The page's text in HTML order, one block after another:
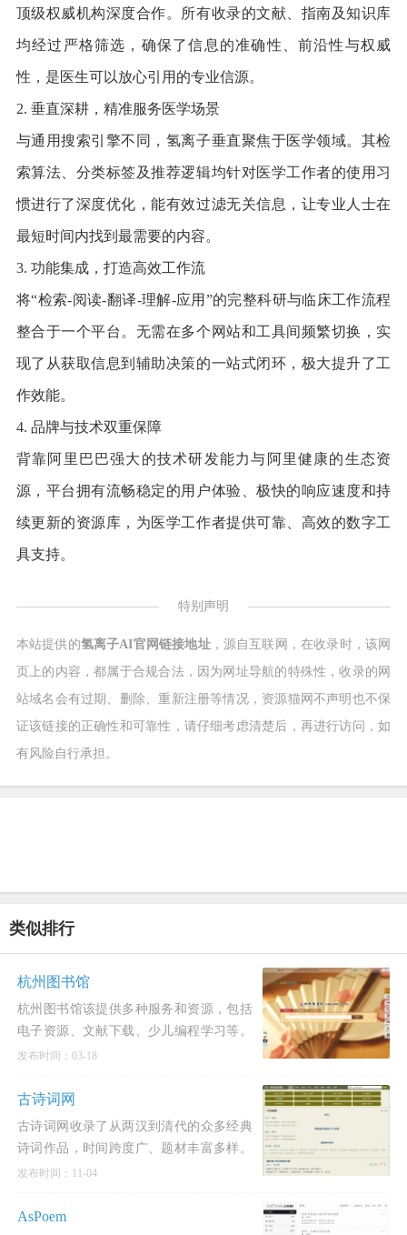
顶级权威机构深度合作。所有收录的文献、指南及知识库
均经过严格筛选，确保了信息的准确性、前沿性与权威
性，是医生可以放心引用的专业信源。
2. 垂直深耕，精准服务医学场景
与通用搜索引擎不同，氢离子垂直聚焦于医学领域。其检
索算法、分类标签及推荐逻辑均针对医学工作者的使用习
惯进行了深度优化，能有效过滤无关信息，让专业人士在
最短时间内找到最需要的内容。
3. 功能集成，打造高效工作流
将“检索-阅读-翻译-理解-应用”的完整科研与临床工作流程
整合于一个平台。无需在多个网站和工具间频繁切换，实
现了从获取信息到辅助决策的一站式闭环，极大提升了工
作效能。
4. 品牌与技术双重保障
背靠阿里巴巴强大的技术研发能力与阿里健康的生态资
源，平台拥有流畅稳定的用户体验、极快的响应速度和持
续更新的资源库，为医学工作者提供可靠、高效的数字工
具支持。
特别声明
本站提供的氢离子AI官网链接地址，源自互联网，在收录时，该网
页上的内容，都属于合规合法，因为网址导航的特殊性，收录的网
站域名会有过期、删除、重新注册等情况，资源猫网不声明也不保
证该链接的正确性和可靠性，请仔细考虑清楚后，再进行访问，如
有风险自行承担。
类似排行
杭州图书馆
杭州图书馆该提供多种服务和资源，包括
电子资源、文献下载、少儿编程学习等。
用户可以通过访问官网并登录后，使用其
发布时间：03-18
古诗词网
古诗词网收录了从两汉到清代的众多经典
诗词作品，时间跨度广、题材丰富多样。
发布时间：11-04
AsPoem